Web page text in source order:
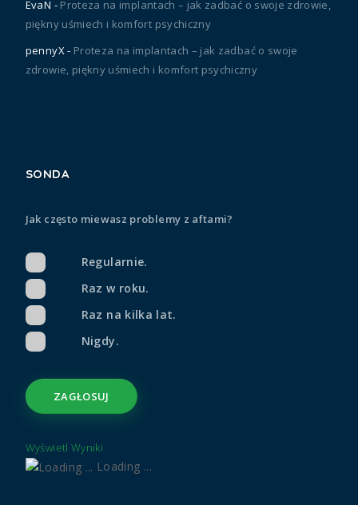
EvaN - Proteza na implantach – jak zadbać o swoje zdrowie,
piękny uśmiech i komfort psychiczny
pennyX- Proteza na implantach – jak zadbać o swoje
zdrowie, piękny uśmiech i komfort psychiczny
SONDA
Jak często miewasz problemy z aftami?
Regularnie.
Raz w roku.
Raz na kilka lat.
Nigdy.
Wyświetl Wyniki
Loading ...